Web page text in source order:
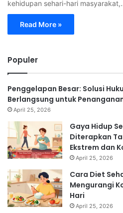
kehidupan sehari-hari
Read More »
Populer
Penggelapan Besar: Solusi
Berlangsung untuk
April 25, 2026
Gaya Hidup
Diterapkan
Ekstrem dan
April 25, 2026
Cara Diet
Mengurangi
Hari
April 25, 2026